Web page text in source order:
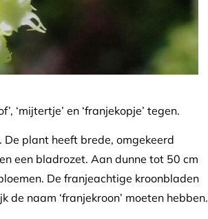
‘mijtertje’ en ‘franjekopje’ tegen.
plant heeft brede, omgekeerd
een bladrozet. Aan dunne tot 50 cm
De franjeachtige kroonbladen
naam ‘franjekroon’ moeten hebben.